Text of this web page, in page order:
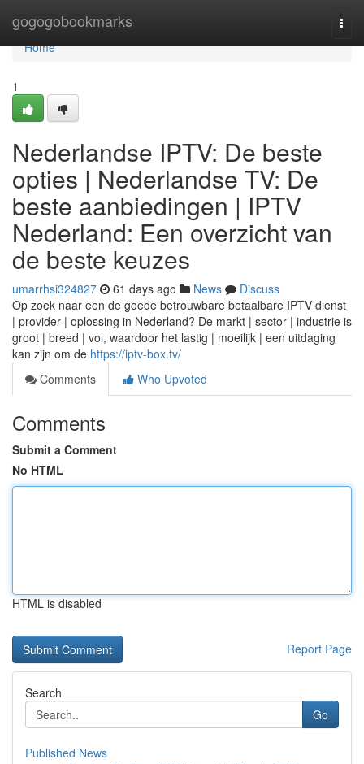
gogogobookmarks
Home
Home
1
Nederlandse IPTV: De beste
opties | Nederlandse TV: De
beste aanbiedingen | IPTV
Nederland: Een overzicht van
de beste keuzes
umarrhsi324827 61 days ago News
Discuss
Op zoek naar een de goede betrouwbare betaalbare IPTV dienst
| provider | oplossing in Nederland? De markt | sector | industrie is
groot | breed | vol, waardoor het lastig | moeilijk | een uitdaging
kan zijn om de https://iptv-box.tv/
Comments
Who Upvoted
Comments
Submit a Comment
No HTML
HTML is disabled
Report Page
Search
Go
Published News